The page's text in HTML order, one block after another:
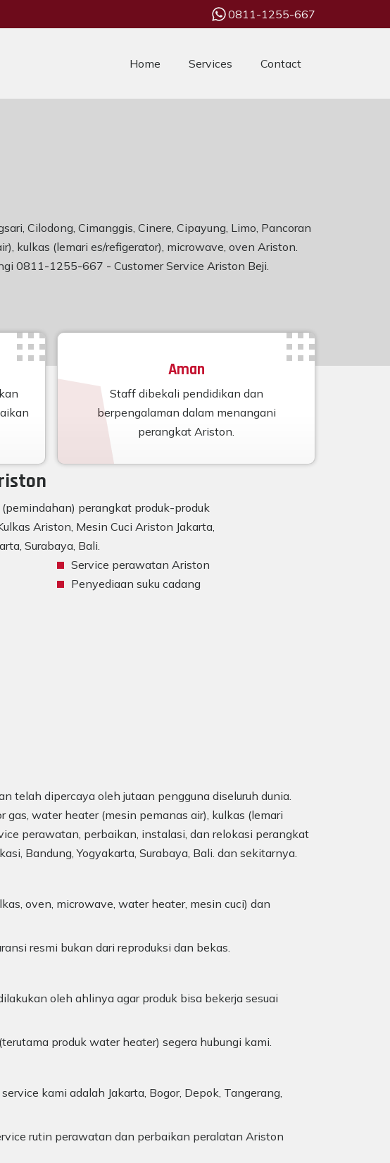
0811-1255-667
Home Services Contact
Cilodong, Cimanggis, Cinere, Cipayung, Limo, Pancoran
kulkas (lemari es/refigerator), microwave, oven Ariston.
0811-1255-667 - Customer Service Ariston Beji.
Aman
Staff dibekali pendidikan dan
berpengalaman dalam menangani
perangkat Ariston.
perangkat produk-produk
Ariston, Mesin Cuci Ariston Jakarta,
Surabaya, Bali.
Service perawatan Ariston
Penyediaan suku cadang
telah dipercaya oleh jutaan pengguna diseluruh dunia.
water heater (mesin pemanas air), kulkas (lemari
perawatan, perbaikan, instalasi, dan relokasi perangkat
Bandung, Yogyakarta, Surabaya, Bali. dan sekitarnya.
oven, microwave, water heater, mesin cuci) dan
resmi bukan dari reproduksi dan bekas.
oleh ahlinya agar produk bisa bekerja sesuai
produk water heater) segera hubungi kami.
kami adalah Jakarta, Bogor, Depok, Tangerang,
rutin perawatan dan perbaikan peralatan Ariston